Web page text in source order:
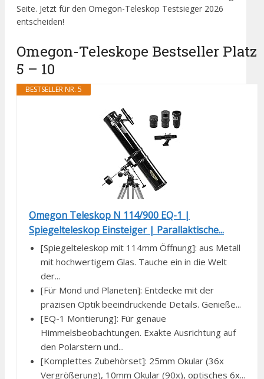
Seite. Jetzt für den Omegon-Teleskop Testsieger 2026
entscheiden!
Omegon-Teleskope Bestseller Platz
5 – 10
BESTSELLER NR. 5
Omegon Teleskop N 114/900 EQ-1 |
Spiegelteleskop Einsteiger | Parallaktische...
[Spiegelteleskop mit 114mm Öffnung]: aus Metall
mit hochwertigem Glas. Tauche ein in die Welt
der...
[Für Mond und Planeten]: Entdecke mit der
präzisen Optik beeindruckende Details. Genieße...
[EQ-1 Montierung]: Für genaue
Himmelsbeobachtungen. Exakte Ausrichtung auf
den Polarstern und...
[Komplettes Zubehörset]: 25mm Okular (36x
Vergrößerung), 10mm Okular (90x), optisches 6x...